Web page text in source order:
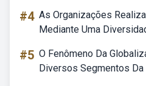
#4 As Organizações
Mediante Uma
#5 O Fenômeno Da
Diversos Segmentos